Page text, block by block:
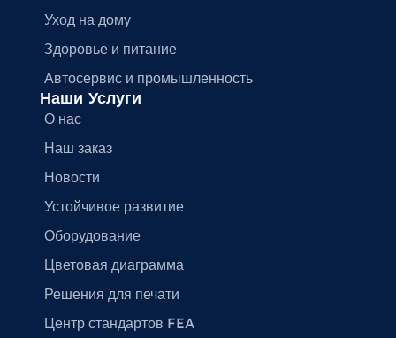
Уход на дому
Здоровье и питание
Автосервис и промышленность
Наши Услуги
О нас
Наш заказ
Новости
Устойчивое развитие
Оборудование
Цветовая диаграмма
Решения для печати
Центр стандартов FEA